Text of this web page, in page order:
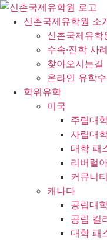
콘
신촌국제유학원 소
신촌국제유학
수속·진학 사례
찾아오시는길
온라인 유학
학위유학
미국
주립대
사립대
대학 패
리버럴
커뮤니
캐나다
공립대
공립 컬
대학 패